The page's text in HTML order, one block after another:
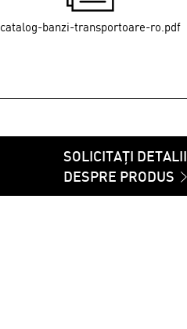
catalog-banzi-transportoare-ro.pdf
SOLICITAȚI DETALII
DESPRE PRODUS